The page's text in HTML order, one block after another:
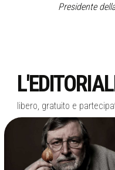
Presidente
libero, gratuito e